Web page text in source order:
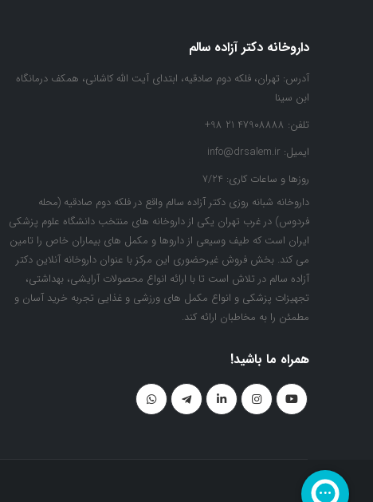
داروخانه دکتر آزاده سالم
آدرس: تهران، فلکه دوم صادقیه، ابتدای آیت الله کاشانی، همکف درمانگاه
ابن سینا
تلفن: 47908888 21 98+
ایمیل: info@drsalem.ir
روزها و ساعات کاری: 7/24
داروخانه شبانه روزی دکتر آزاده سالم واقع در فلکه دوم صادقیه (محله
فردوس) در غرب تهران یکی از داروخانه های منتخب دانشگاه علوم پزشکی
ایران است که طیف وسیعی از داروها و مکمل های بیماران خاص را تامین
می کند. بخش فروش غیرحضوری این مرکز با عنوان داروخانه آنلاین دکتر
آزاده سالم در تلاش است تا با ارائه انواع محصولات آرایشی، بهداشتی،
تجهیزات پزشکی و انواع مکمل های ورزشی و غذایی تجربه خرید آسان و
مطمئن را به مخاطبان ارائه کند.
همراه ما باشید!